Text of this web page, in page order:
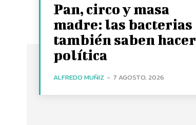
Pan, circo y masa
madre: las bacterias
también saben hacer
política
ALFREDO MUÑIZ - 7 AGOSTO, 2026